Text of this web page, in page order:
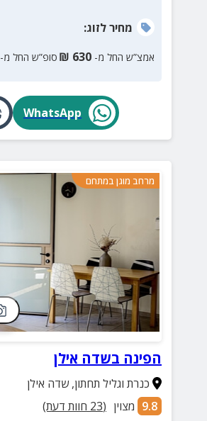
מחירלזוג:
אמצ”ש החל מ- 630
₪ סופ”ש החל מ-
WhatsApp
מרחב מוגן במתחם
הפינה בשדה אילן
כנרת וגליל תחתון,שדה אילן
9.8 מצוין (
23 חוות דעת)